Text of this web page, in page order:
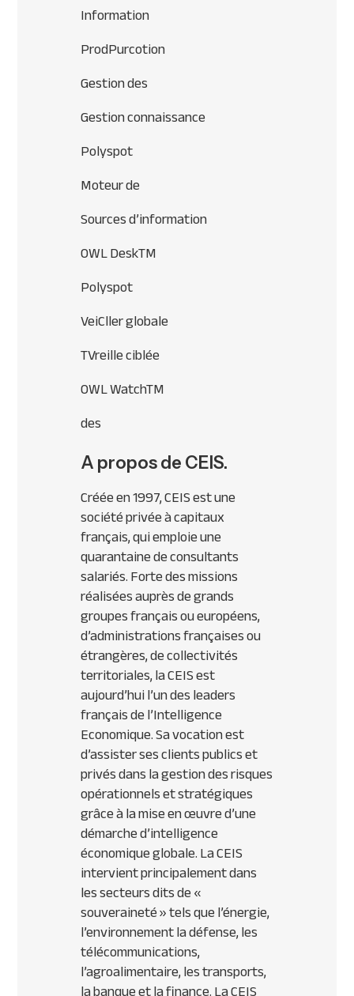
Information
ProdPurcotion
Gestion des
Gestion connaissance
Polyspot
Moteur de
Sources d’information
OWL DeskTM
Polyspot
VeiCller globale
TVreille ciblée
OWL WatchTM
des
A propos de CEIS.
Créée en 1997, CEIS est une
société privée à capitaux
français, qui emploie une
quarantaine de consultants
salariés. Forte des missions
réalisées auprès de grands
groupes français ou européens,
d’administrations françaises ou
étrangères, de collectivités
territoriales, la CEIS est
aujourd’hui l’un des leaders
français de l’Intelligence
Economique. Sa vocation est
d’assister ses clients publics et
privés dans la gestion des risques
opérationnels et stratégiques
grâce à la mise en œuvre d’une
démarche d’intelligence
économique globale. La CEIS
intervient principalement dans
les secteurs dits de «
souveraineté » tels que l’énergie,
l’environnement la défense, les
télécommunications,
l’agroalimentaire, les transports,